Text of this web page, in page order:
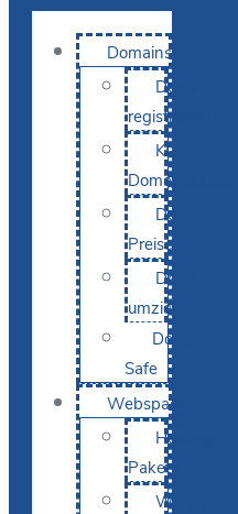
Domains
Domain
registrieren
KI-
Domainsuche
Domain-
Preise
Domain
umziehen
Domain-
Safe
Webspace
Hosting-
Pakete
WordPress